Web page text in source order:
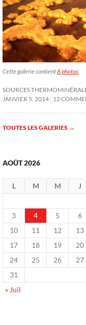
Cette galerie contient8 photos
SOURCES
JANVIER 5, 2014 12
TOUTES LES GALERIES →
AOÛT 2026
L M M J
3
4 5 6
10
11 12 13
17
18 19 20
24
25 26 27
31
« Juil